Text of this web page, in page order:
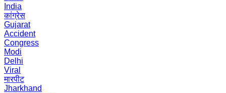
India
कांग्रेस
Gujarat
Accident
Congress
Modi
Delhi
Viral
मारपीट
Jharkhand